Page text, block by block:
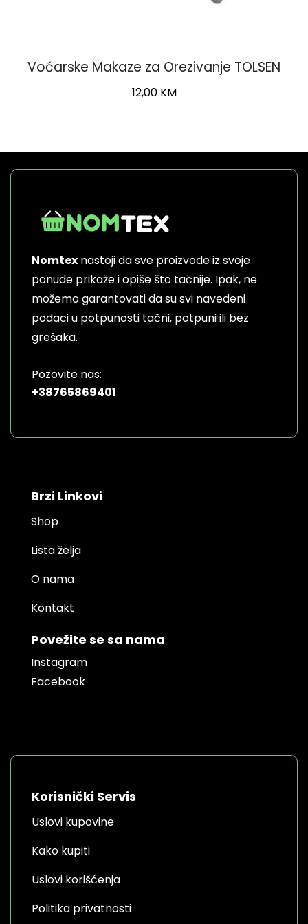
Voćarske Makaze za Orezivanje TOLSEN
12,00 KM
Nomtex nastoji da sve proizvode iz svoje
ponude prikaže i opiše što tačnije. Ipak, ne
možemo garantovati da su svi navedeni
podaci u potpunosti tačni, potpuni ili bez
grešaka.
Pozovite nas:
+38765869401
Brzi Linkovi
Shop
Lista želja
O nama
Kontakt
Povežite se sa nama
Instagram
Facebook
Korisnički Servis
Uslovi kupovine
Kako kupiti
Uslovi korišćenja
Politika privatnosti